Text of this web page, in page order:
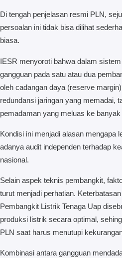
Di tengah penjelasan resmi PLN,
persoalan ini tidak bisa dilihat
biasa.
IESR menyoroti bahwa dalam
gangguan pada satu atau dua
oleh cadangan daya (reserve
redundansi jaringan yang memadai,
pemadaman yang meluas ke
Kondisi ini menjadi alasan mengapa
adanya audit independen terhadap
nasional.
Selain aspek teknis pembangkit,
turut menjadi perhatian.
Pembangkit Listrik Tenaga Uap
produksi listrik secara optimal,
PLN saat harus menutupi
Kombinasi antara gangguan